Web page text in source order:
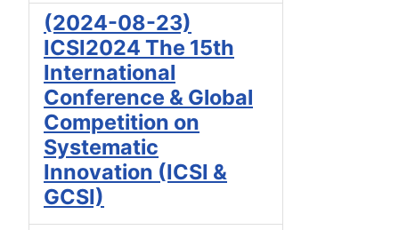
(2024-08-23)
ICSI2024 The 15th
International
Conference & Global
Competition on
Systematic
Innovation (ICSI &
GCSI)